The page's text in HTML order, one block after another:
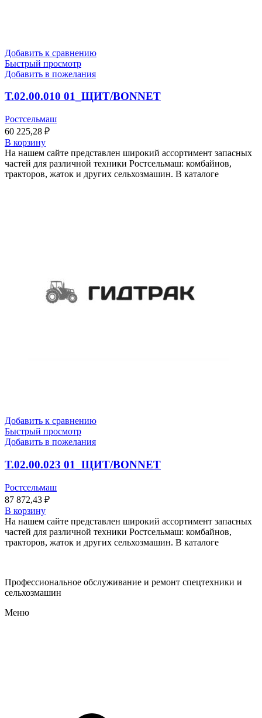
Добавить к сравнению
Быстрый просмотр
Добавить в пожелания
Т.02.00.010 01_ЩИТ/BONNET
Ростсельмаш
60 225,28 ₽
В корзину
На нашем сайте представлен широкий ассортимент запасных
частей для различной техники Ростсельмаш: комбайнов,
тракторов, жаток и других сельхозмашин. В каталоге
Добавить к сравнению
Быстрый просмотр
Добавить в пожелания
Т.02.00.023 01_ЩИТ/BONNET
Ростсельмаш
87 872,43 ₽
В корзину
На нашем сайте представлен широкий ассортимент запасных
частей для различной техники Ростсельмаш: комбайнов,
тракторов, жаток и других сельхозмашин. В каталоге
Профессиональное обслуживание и ремонт спецтехники и
сельхозмашин
Меню